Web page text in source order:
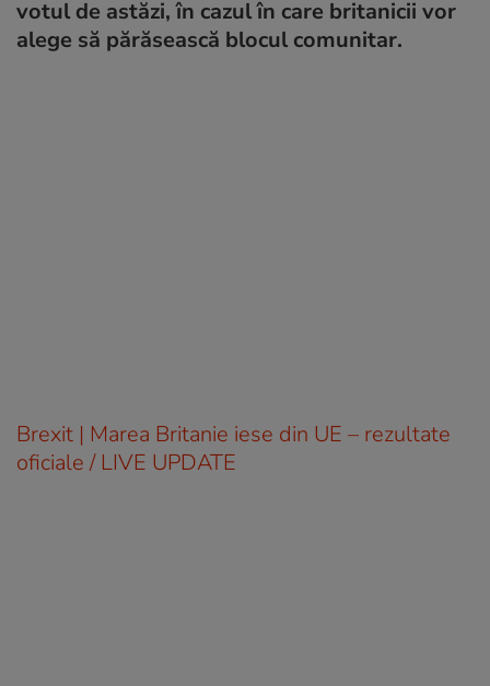
votul de astăzi, în cazul în care britanicii vor
alege să părăsească blocul comunitar.
Brexit | Marea Britanie iese din UE – rezultate
oficiale / LIVE UPDATE